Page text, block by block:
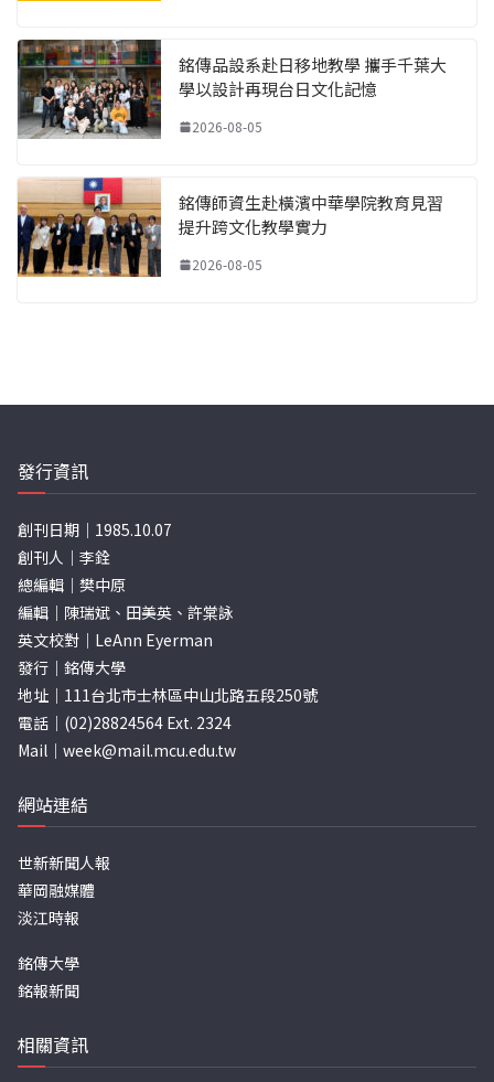
銘傳品設系赴日移地教學 攜手千葉大
學以設計再現台日文化記憶
2026-08-05
銘傳師資生赴橫濱中華學院教育見習
提升跨文化教學實力
2026-08-05
發行資訊
創刊日期｜1985.10.07
創刊人｜李銓
總編輯｜樊中原
編輯｜陳瑞斌、田美英、許棠詠
英文校對｜LeAnn Eyerman
發行｜銘傳大學
地址｜111台北市士林區中山北路五段250號
電話｜(02)28824564 Ext. 2324
Mail｜ week@mail.mcu.edu.tw
網站連結
世新新聞人報
華岡融媒體
淡江時報
銘傳大學
銘報新聞
相關資訊